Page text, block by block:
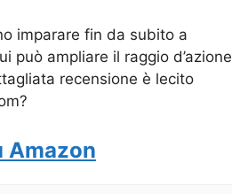
imparare fin da subito a
può ampliare il raggio d’azione
recensione è lecito
Amazon